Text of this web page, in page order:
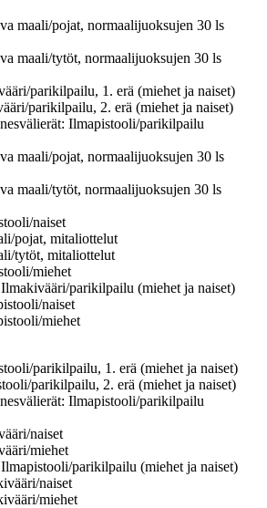
maali/pojat, normaalijuoksujen 30 ls
maali/tytöt, normaalijuoksujen 30 ls
parikilpailu, 1. erä (miehet ja naiset)
parikilpailu, 2. erä (miehet ja naiset)
Ilmapistooli/parikilpailu
maali/pojat, normaalijuoksujen 30 ls
maali/tytöt, normaalijuoksujen 30 ls
naiset
pojat, mitaliottelut
tytöt, mitaliottelut
miehet
parikilpailu (miehet ja naiset)
naiset
miehet
parikilpailu, 1. erä (miehet ja naiset)
parikilpailu, 2. erä (miehet ja naiset)
Ilmapistooli/parikilpailu
naiset
miehet
parikilpailu (miehet ja naiset)
naiset
miehet